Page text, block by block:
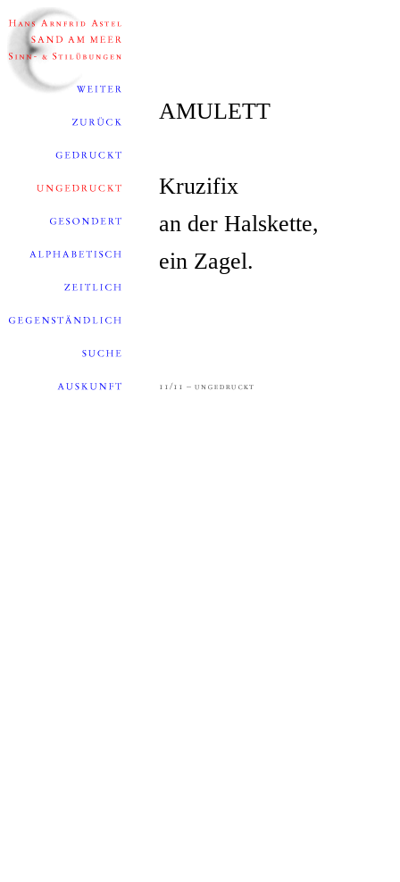
AMULETT
Kruzifix
an der Halskette,
ein Zagel.